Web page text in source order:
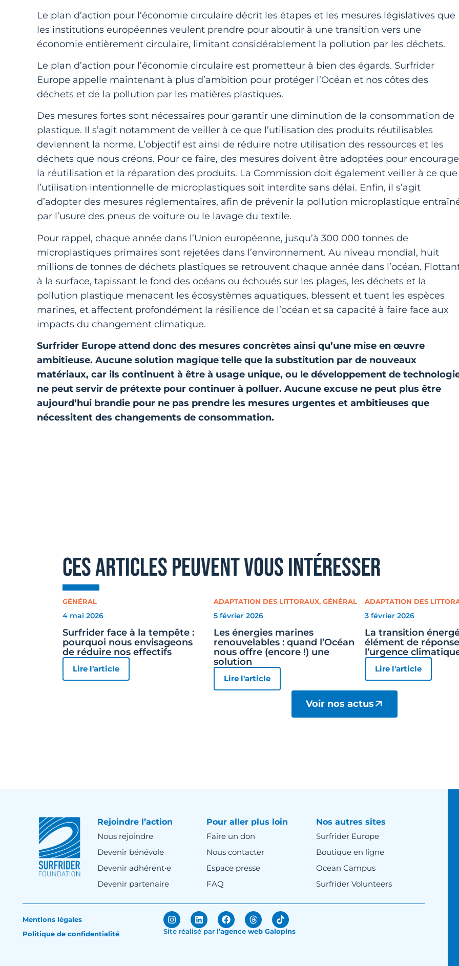
Le plan d’action pour l’économie circulaire décrit les étapes et les mesures législatives que
les institutions européennes veulent prendre pour aboutir à une transition vers une
économie entièrement circulaire, limitant considérablement la pollution par les déchets.
Le plan d’action pour l’économie circulaire est prometteur à bien des égards. Surfrider
Europe appelle maintenant à plus d’ambition pour protéger l’Océan et nos côtes des
déchets et de la pollution par les matières plastiques.
Des mesures fortes sont nécessaires pour garantir une diminution de la consommation de
plastique. Il s’agit notamment de veiller à ce que l’utilisation des produits réutilisables
deviennent la norme. L’objectif est ainsi de réduire notre utilisation des ressources et les
déchets que nous créons. Pour ce faire, des mesures doivent être adoptées pour
la réutilisation et la réparation des produits. La Commission doit également veiller à ce que
l’utilisation intentionnelle de microplastiques soit interdite sans délai. Enfin, il s’agit
d’adopter des mesures réglementaires, afin de prévenir la pollution microplastique
par l’usure des pneus de voiture ou le lavage du textile.
Pour rappel, chaque année dans l’Union européenne, jusqu’à 300 000 tonnes de
microplastiques primaires sont rejetées dans l’environnement. Au niveau mondial, huit
millions de tonnes de déchets plastiques se retrouvent chaque année dans l’océan.
à la surface, tapissant le fond des océans ou échoués sur les plages, les déchets et la
pollution plastique menacent les écosystèmes aquatiques, blessent et tuent les espèces
marines, et affectent profondément la résilience de l’océan et sa capacité à faire face aux
impacts du changement climatique.
Surfrider Europe attend donc des mesures concrètes ainsi qu’une mise en œuvre
ambitieuse. Aucune solution magique telle que la substitution par de nouveaux
matériaux, car ils continuent à être à usage unique, ou le développement de
ne peut servir de prétexte pour continuer à polluer. Aucune excuse ne peut plus être
aujourd’hui brandie pour ne pas prendre les mesures urgentes et ambitieuses que
nécessitent des changements de consommation.
ces articles peuvent vous intéresser
GÉNÉRAL
4 mai 2026
Surfrider face à la tempête :
pourquoi nous envisageons
de réduire nos effectifs
Lire l'article
ADAPTATION DES LITTORAUX, GÉNÉRAL
5 février 2026
Les énergies marines
renouvelables : quand l’Océan
nous offre (encore !) une
solution
Lire l'article
ADAPTATION DES
3 février 2026
La transition
élément de
l’urgence
Lire l'article
Voir nos actus
Rejoindre l’action
Nous rejoindre
Devenir bénévole
Devenir adhérent•e
Devenir partenaire
Pour aller plus loin
Faire un don
Nous contacter
Espace presse
FAQ
Nos autres sites
Surfrider Europe
Boutique en ligne
Ocean Campus
Surfrider Volunteers
Mentions légales
Politique de confidentialité
Site réalisé par l’agence web Galopins